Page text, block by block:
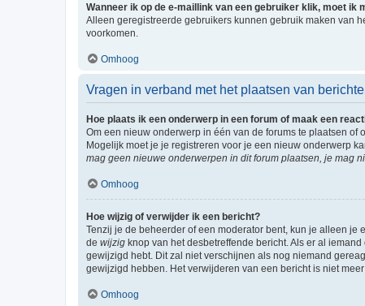
Wanneer ik op de e-maillink van een gebruiker klik, moet ik
Alleen geregistreerde gebruikers kunnen gebruik maken van
voorkomen.
Omhoog
Vragen in verband met het plaatsen van
Hoe plaats ik een onderwerp in een forum of maak een
Om een nieuw onderwerp in één van de forums te plaatsen
Mogelijk moet je je registreren voor je een nieuw onderwerp
mag geen nieuwe onderwerpen in dit forum plaatsen, je mag
Omhoog
Hoe wijzig of verwijder ik een bericht?
Tenzij je de beheerder of een moderator bent, kun je alleen
de wijzig knop van het desbetreffende bericht. Als er al
gewijzigd hebt. Dit zal niet verschijnen als nog niemand
gewijzigd hebben. Het verwijderen van een bericht is niet
Omhoog